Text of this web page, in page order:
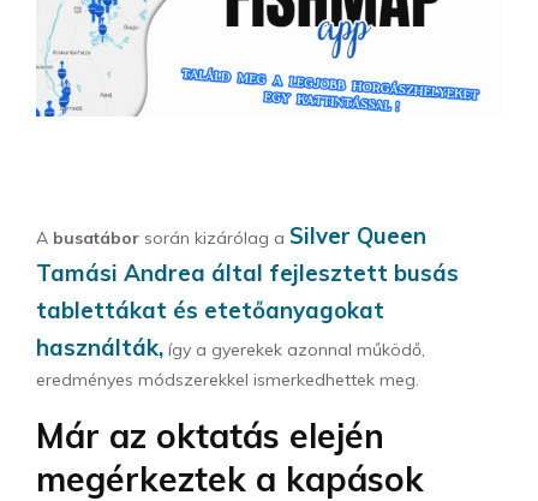
A busatábor során kizárólag a Silver Queen
Tamási Andrea által fejlesztett busás
tablettákat és etetőanyagokat
használták, így a gyerekek azonnal működő,
eredményes módszerekkel ismerkedhettek meg.
Már az oktatás elején
megérkeztek a kapások